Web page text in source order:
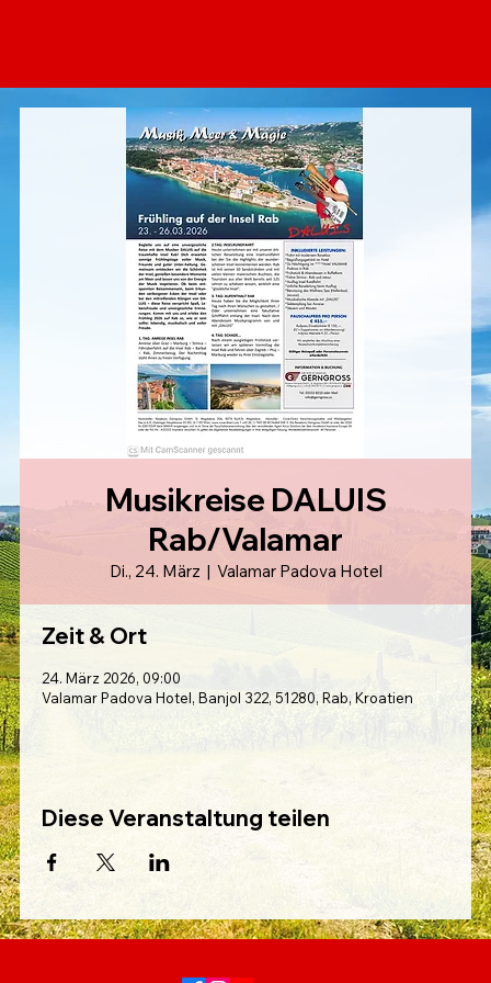
Musikreise DALUIS
Rab/Valamar
Di., 24. März
  |
Valamar Padova Hotel
Zeit & Ort
24. März 2026, 09:00
Valamar Padova Hotel, Banjol 322, 51280, Rab, Kroatien
Diese Veranstaltung teilen